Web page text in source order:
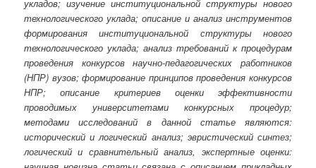
укладов; изучение институциональной структуры нового
технологического уклада; описание и анализ инструментов
формирования институциональной структуры нового
технологического уклада; анализ требований к процедурам
проведения конкурсов научно-педагогических работников
(НПР) вузов; формирование принципов проведения конкурсов
НПР; описание критериев оценки эффективности
проводимых университетами конкурсных процедур;
методами исследований в данной статье являются:
исторический и логический анализ; эвристический синтез;
логический и сравнительный анализ, экспертные оценки: